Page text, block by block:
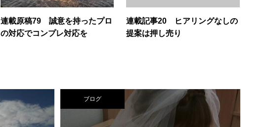
連載原稿79 誠意を持ったプロ
の対応でコンプレ対応を
連載記事20 ヒアリングなしの
提案は押し売り
ブログ